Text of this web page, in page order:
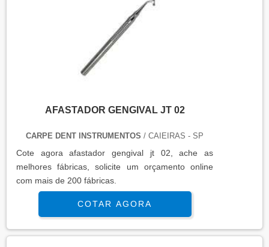
AFASTADOR GENGIVAL JT 02
CARPE DENT INSTRUMENTOS / CAIEIRAS - SP
Cote agora afastador gengival jt 02, ache as
melhores fábricas, solicite um orçamento online
com mais de 200 fábricas.
COTAR AGORA